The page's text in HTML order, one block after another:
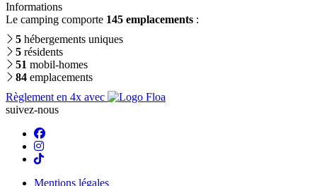
Informations
Le camping comporte 145 emplacements :
5 hébergements uniques
5 résidents
51 mobil-homes
84 emplacements
Règlement en 4x avec
suivez-nous
Mentions légales